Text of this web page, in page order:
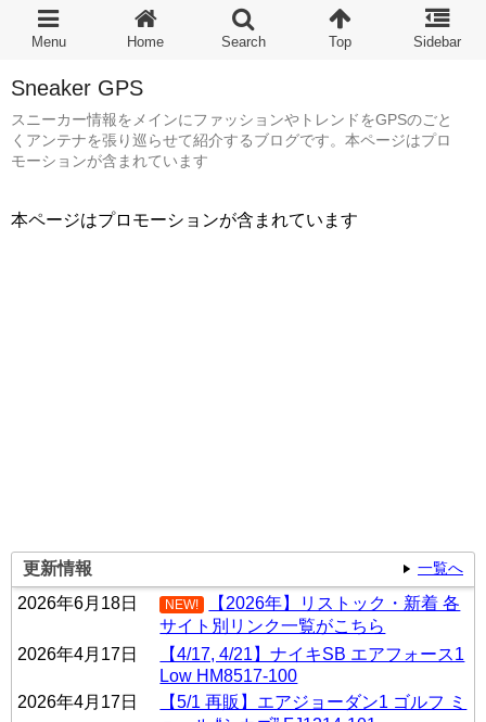
Sneaker GPS
スニーカー情報をメインにファッションやトレンドをGPSのごと
くアンテナを張り巡らせて紹介するブログです。本ページはプロ
モーションが含まれています
本ページはプロモーションが含まれています
一覧へ
更新情報
2026年6月18日
NEW!
【2026年】リストック・新着 各
サイト別リンク一覧がこちら
2026年4月17日
【4/17, 4/21】ナイキSB エアフォース1
Low HM8517-100
2026年4月17日
【5/1 再販】エアジョーダン1 ゴルフ ミ